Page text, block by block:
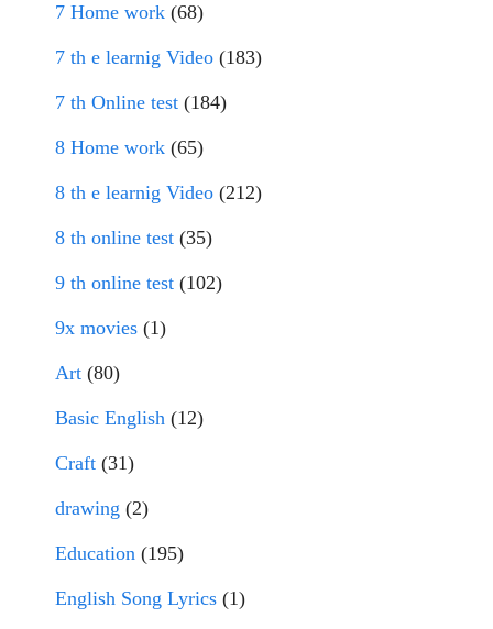
7 Home work (68)
7 th e learnig Video (183)
7 th Online test (184)
8 Home work (65)
8 th e learnig Video (212)
8 th online test (35)
9 th online test (102)
9x movies (1)
Art (80)
Basic English (12)
Craft (31)
drawing (2)
Education (195)
English Song Lyrics (1)